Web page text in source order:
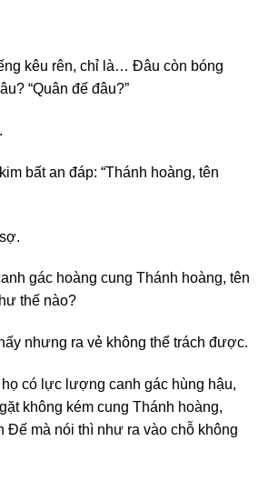
kêu rên, chỉ là… Đâu còn bóng
“Quân đế đâu?”
bất an đáp: “Thánh hoàng, tên
gác hoàng cung Thánh hoàng, tên
thế nào?
nhưng ra vẻ không thể trách được.
có lực lượng canh gác hùng hậu,
không kém cung Thánh hoàng,
Đế mà nói thì như ra vào chỗ không